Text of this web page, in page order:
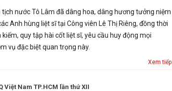
nước Tô Lâm đã dâng hoa, dâng hương tưởng niệm
Anh hùng liệt sĩ tại Công viên Lê Thị Riêng, đồng thời
quy tập hài cốt liệt sĩ, yêu cầu huy động mọi
vụ đặc biệt quan trọng này.
Xem tiếp
Việt Nam TP.HCM lần thứ XII